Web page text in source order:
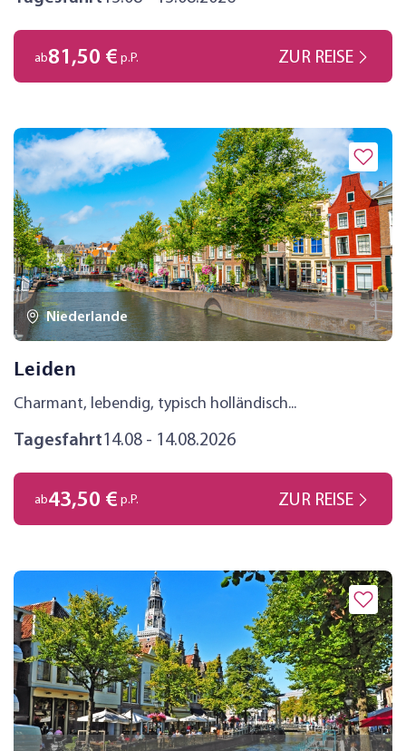
ab81,50 € p.P. ZUR REISE
Niederlande
Leiden
Charmant, lebendig, typisch holländisch...
Tagesfahrt14.08 - 14.08.2026
ab43,50 € p.P. ZUR REISE